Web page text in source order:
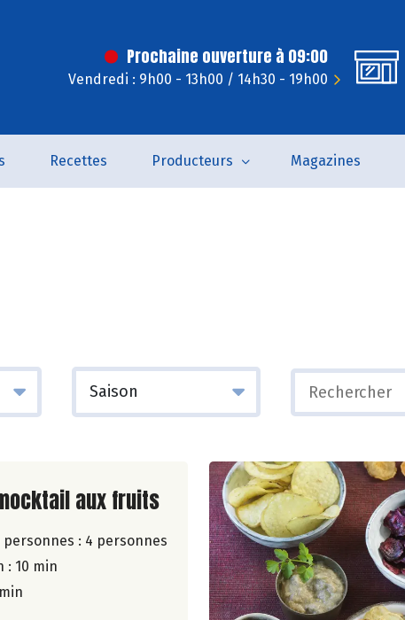
Prochaine ouverture à 09:00
Vendredi : 9h00 - 13h00 / 14h30 - 19h00
Recettes Producteurs Magazines
de la recette
aux fruits
: 4 personnes
: 10 min